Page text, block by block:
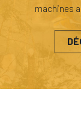
machines